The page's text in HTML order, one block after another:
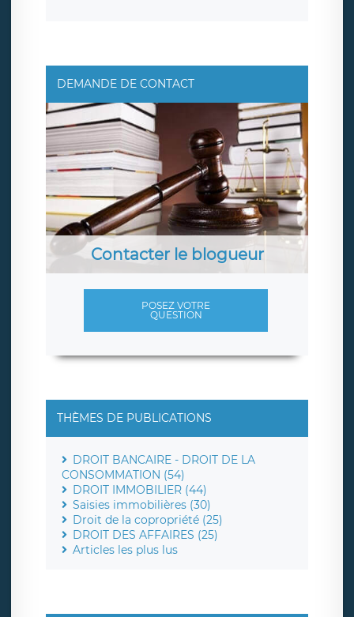
DEMANDE DE CONTACT
Contacter le blogueur
POSEZ VOTRE
QUESTION
THÈMES DE PUBLICATIONS
DROIT BANCAIRE - DROIT DE LA
CONSOMMATION (54)
DROIT IMMOBILIER (44)
Saisies immobilières (30)
Droit de la copropriété (25)
DROIT DES AFFAIRES (25)
Articles les plus lus